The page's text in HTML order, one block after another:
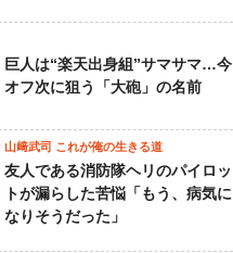
巨人は“楽天出身組”サマサマ…今
オフ次に狙う「大砲」の名前
山﨑武司 これが俺の生きる道
友人である消防隊ヘリのパイロッ
トが漏らした苦悩「もう、病気に
なりそうだった」